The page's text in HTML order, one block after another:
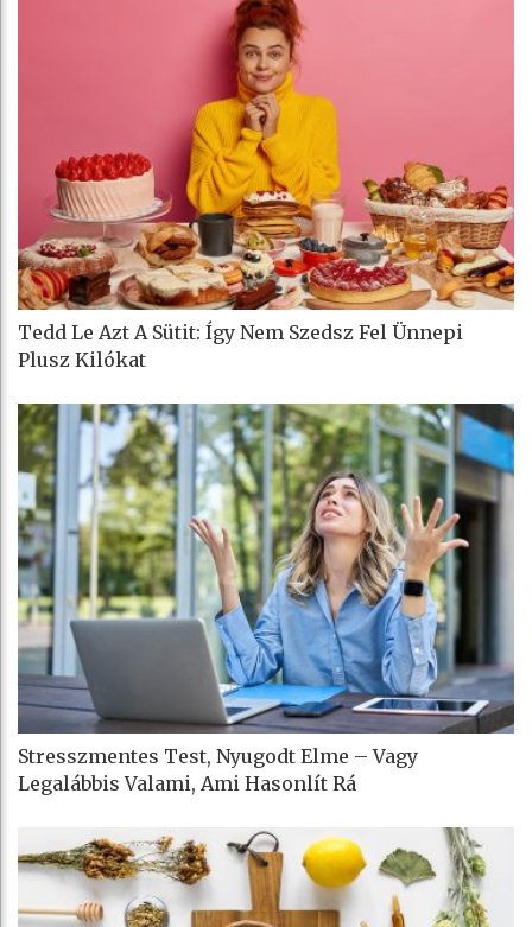
Tedd Le Azt A Sütit: Így Nem Szedsz Fel Ünnepi
Plusz Kilókat
Stresszmentes Test, Nyugodt Elme – Vagy
Legalábbis Valami, Ami Hasonlít Rá